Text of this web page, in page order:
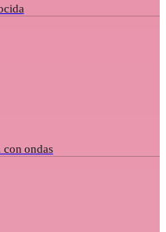
con ondas